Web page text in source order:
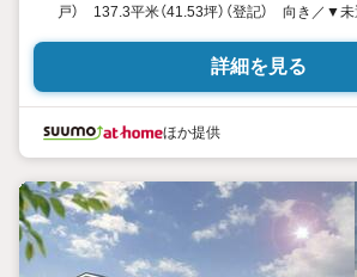
戸） 137.3平米（41.53坪）（登記） 向き／▼
詳細を見る
ほか提供